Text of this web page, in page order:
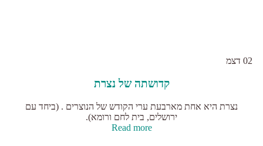
02 דצמ
קדושתה של נצרת
נצרת היא אחת מארבעת ערי הקודש של הנוצרים . (ביחד עם
ירושלים, בית לחם ורומא).
Read more